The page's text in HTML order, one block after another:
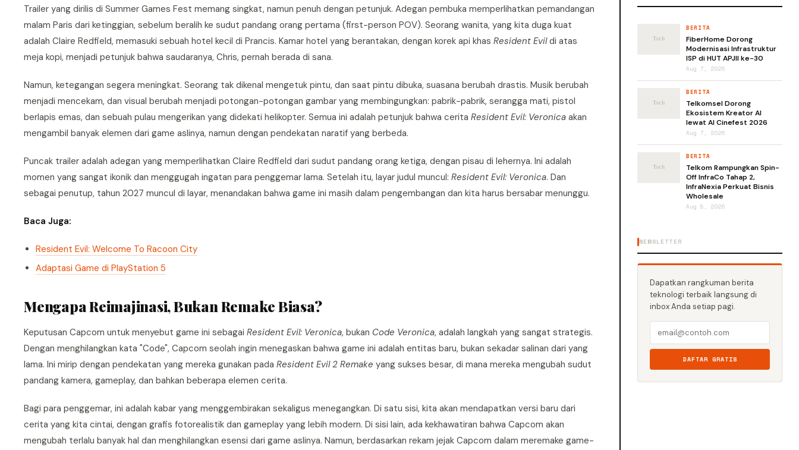
Trailer yang dirilis di Summer Games Fest memang singkat, namun penuh dengan petunjuk. Adegan pembuka memperlihatkan pemandangan
malam Paris dari ketinggian, sebelum beralih ke sudut pandang orang pertama (first-person POV). Seorang wanita, yang kita duga kuat
adalah Claire Redfield, memasuki sebuah hotel kecil di Prancis. Kamar hotel yang berantakan, dengan korek api khas Resident Evildi atas
meja kopi, menjadi petunjuk bahwa saudaranya, Chris, pernah berada di sana.
Namun, ketegangan segera meningkat. Seorang tak dikenal mengetuk pintu, dan saat pintu dibuka, suasana berubah drastis. Musik berubah
menjadi mencekam, dan visual berubah menjadi potongan-potongan gambar yang membingungkan: pabrik-pabrik, serangga mati, pistol
berlapis emas, dan sebuah pulau mengerikan yang didekati helikopter. Semua ini adalah petunjuk bahwa cerita Resident Evil: Veronica akan
mengambil banyak elemen dari game aslinya, namun dengan pendekatan naratif yang berbeda.
Puncak trailer adalah adegan yang memperlihatkan Claire Redfield dari sudut pandang orang ketiga, dengan pisau di lehernya. Ini adalah
momen yang sangat ikonik dan menggugah ingatan para penggemar lama. Setelah itu, layar judul muncul: Resident Evil: Veronica. Dan
sebagai penutup, tahun 2027 muncul di layar, menandakan bahwa game ini masih dalam pengembangan dan kita harus bersabar menunggu.
Baca Juga:
Resident Evil: Welcome To Racoon City
Adaptasi Game di PlayStation 5
Mengapa Reimajinasi, Bukan Remake Biasa?
Keputusan Capcom untuk menyebut game ini sebagai Resident Evil: Veronica, bukan Code Veronica, adalah langkah yang sangat strategis.
Dengan menghilangkan kata "Code", Capcom seolah ingin menegaskan bahwa game ini adalah entitas baru, bukan sekadar salinan dari yang
lama. Ini mirip dengan pendekatan yang mereka gunakan pada Resident Evil 2 Remake yang sukses besar, di mana mereka mengubah sudut
pandang kamera, gameplay, dan bahkan beberapa elemen cerita.
Bagi para penggemar, ini adalah kabar yang menggembirakan sekaligus menegangkan. Di satu sisi, kita akan mendapatkan versi baru dari
cerita yang kita cintai, dengan grafis fotorealistik dan gameplay yang lebih modern. Di sisi lain, ada kekhawatiran bahwa Capcom akan
mengubah terlalu banyak hal dan menghilangkan esensi dari game aslinya. Namun, berdasarkan rekam jejak Capcom dalam meremake game-
BERITA
FiberHome Dorong
Modernisasi Infrastruktur
ISP di HUT APJII ke-30
Aug 7, 2026
BERITA
Telkomsel Dorong
Ekosistem Kreator AI
lewat AI Cinefest 2026
Aug 7, 2026
BERITA
Telkom Rampungkan Spin-
Off InfraCo Tahap 2,
InfraNexia Perkuat Bisnis
Wholesale
Aug 8, 2026
NEWSLETTER
Dapatkan rangkuman berita
teknologi terbaik langsung di
inbox Anda setiap pagi.
DAFTAR GRATIS